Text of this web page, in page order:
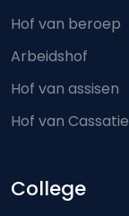
Hof van beroep
Arbeidshof
Hof van assisen
Hof van Cassatie
College